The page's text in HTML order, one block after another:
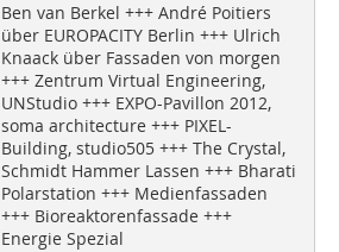
Ben van Berkel +++ André Poitiers
über EUROPACITY Berlin +++ Ulrich
Knaack über Fassaden von morgen
+++ Zentrum Virtual Engineering,
UNStudio +++ EXPO-Pavillon 2012,
soma architecture +++ PIXEL-
Building, studio505 +++ The Crystal,
Schmidt Hammer Lassen +++ Bharati
Polarstation +++ Medienfassaden
+++ Bioreaktorenfassade +++
Energie Spezial